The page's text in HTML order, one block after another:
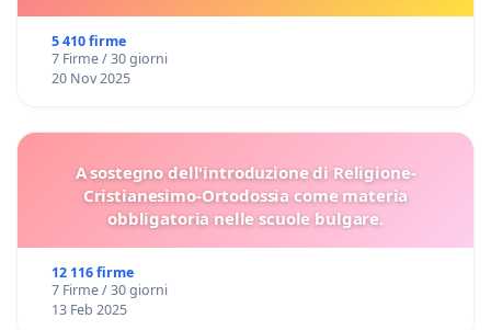
5 410 firme
7 Firme / 30 giorni
20 Nov 2025
A sostegno dell'introduzione di Religione-
Cristianesimo-Ortodossia come materia
obbligatoria nelle scuole bulgare.
12 116 firme
7 Firme / 30 giorni
13 Feb 2025